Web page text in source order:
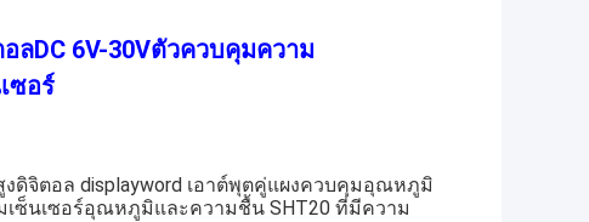
DC 6V-30Vตัวควบคุมความ
ซอร์
จิตอล displayword เอาต์พุตคู่แผงควบคุมอุณหภูมิ
ซ็นเซอร์อุณหภูมิและความชื้น SHT20 ที่มีความ